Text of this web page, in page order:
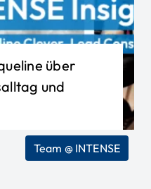
über
und
Team @ INTENSE